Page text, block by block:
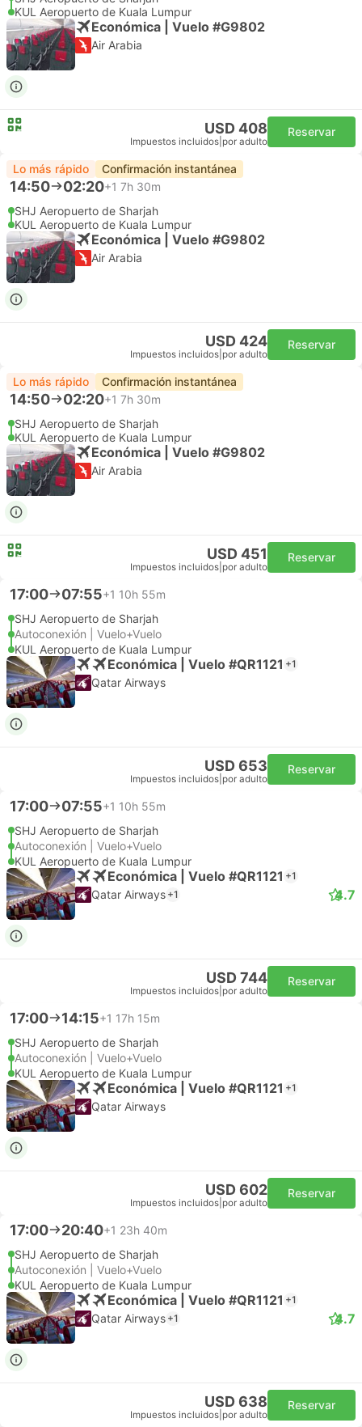
KUL Aeropuerto de Kuala Lumpur
Económica | Vuelo #G9802
Air Arabia
USD 408
Impuestos incluidos por adulto
Reservar
Lo más rápido Confirmación instantánea
14:50 02:20+1 7h 30m
SHJ Aeropuerto de Sharjah
KUL Aeropuerto de Kuala Lumpur
Económica | Vuelo #G9802
Air Arabia
USD 424
Impuestos incluidos por adulto
Reservar
Lo más rápido Confirmación instantánea
14:50 02:20+1 7h 30m
SHJ Aeropuerto de Sharjah
KUL Aeropuerto de Kuala Lumpur
Económica | Vuelo #G9802
Air Arabia
USD 451
Impuestos incluidos por adulto
Reservar
17:00 07:55+1 10h 55m
SHJ Aeropuerto de Sharjah
Autoconexión | Vuelo+Vuelo
KUL Aeropuerto de Kuala Lumpur
Económica | Vuelo #QR1121 +1
Qatar Airways
USD 653
Impuestos incluidos por adulto
Reservar
17:00 07:55+1 10h 55m
SHJ Aeropuerto de Sharjah
Autoconexión | Vuelo+Vuelo
KUL Aeropuerto de Kuala Lumpur
Económica | Vuelo #QR1121 +1
Qatar Airways +1 4.7
USD 744
Impuestos incluidos por adulto
Reservar
17:00 14:15+1 17h 15m
SHJ Aeropuerto de Sharjah
Autoconexión | Vuelo+Vuelo
KUL Aeropuerto de Kuala Lumpur
Económica | Vuelo #QR1121 +1
Qatar Airways
USD 602
Impuestos incluidos por adulto
Reservar
17:00 20:40+1 23h 40m
SHJ Aeropuerto de Sharjah
Autoconexión | Vuelo+Vuelo
KUL Aeropuerto de Kuala Lumpur
Económica | Vuelo #QR1121 +1
Qatar Airways +1 4.7
USD 638
Impuestos incluidos por adulto
Reservar